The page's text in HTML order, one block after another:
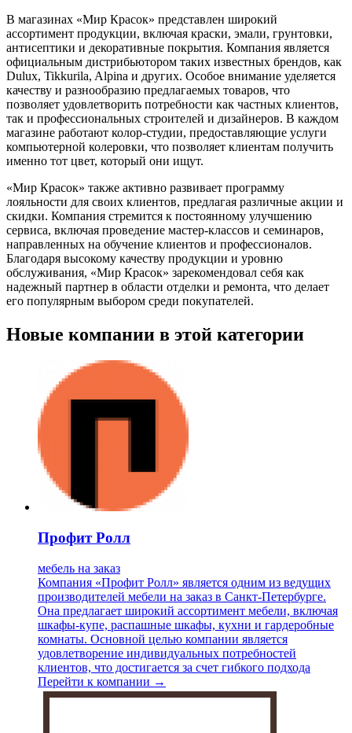
В магазинах «Мир Красок» представлен широкий
ассортимент продукции, включая краски, эмали, грунтовки,
антисептики и декоративные покрытия. Компания является
официальным дистрибьютором таких известных брендов, как
Dulux, Tikkurila, Alpina и других. Особое внимание уделяется
качеству и разнообразию предлагаемых товаров, что
позволяет удовлетворить потребности как частных клиентов,
так и профессиональных строителей и дизайнеров. В каждом
магазине работают колор-студии, предоставляющие услуги
компьютерной колеровки, что позволяет клиентам получить
именно тот цвет, который они ищут.
«Мир Красок» также активно развивает программу
лояльности для своих клиентов, предлагая различные акции и
скидки. Компания стремится к постоянному улучшению
сервиса, включая проведение мастер-классов и семинаров,
направленных на обучение клиентов и профессионалов.
Благодаря высокому качеству продукции и уровню
обслуживания, «Мир Красок» зарекомендовал себя как
надежный партнер в области отделки и ремонта, что делает
его популярным выбором среди покупателей.
Новые компании в этой категории
Профит Ролл
мебель на заказ
Компания «Профит Ролл» является одним из ведущих
производителей мебели на заказ в Санкт-Петербурге.
Она предлагает широкий ассортимент мебели, включая
шкафы-купе, распашные шкафы, кухни и гардеробные
комнаты. Основной целью компании является
удовлетворение индивидуальных потребностей
клиентов, что достигается за счет гибкого подхода
Перейти к компании →